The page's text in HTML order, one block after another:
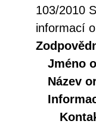
103/2010
informací
Jméno
Název